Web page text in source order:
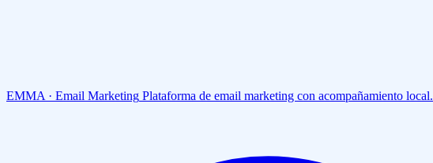
EMMA · Email Marketing Plataforma de email marketing con acompañamiento local.